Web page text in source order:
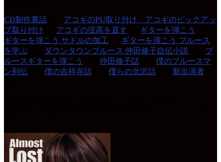
CD制作裏話
アコギのPU取り付け アコギのピックアッ
プ取り付け
アコギの弦高を直す ギターを弾こう
ギターを弾こう サドルの加工
ギターを弾こう ブルース
を学ぶ
ダウンタウンブルース 仲田修子自伝小説
ブ
ルースギターを弾こう
仲田修子話
僕のブルースマ
ン列伝
僕の吉祥寺話 僕らの北沢話
新出演者